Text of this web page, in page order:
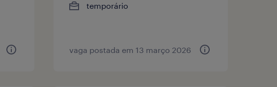
temporário
vaga postada em 13 março 2026